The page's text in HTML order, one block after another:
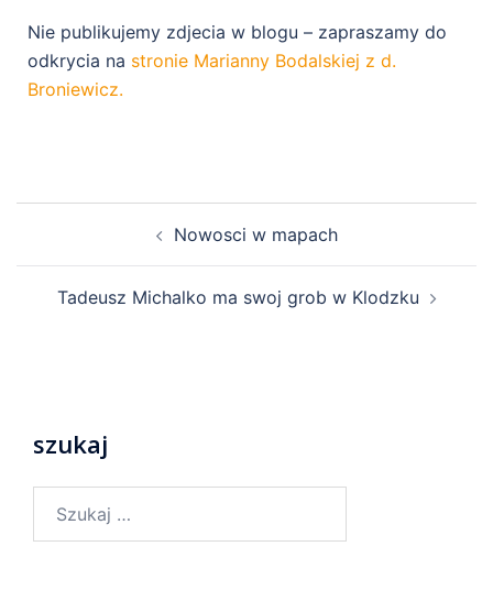
Nie publikujemy zdjecia w blogu – zapraszamy do
odkrycia na stronie Marianny Bodalskiej z d.
Broniewicz.
Nowosci w mapach
Tadeusz Michalko ma swoj grob w Klodzku
szukaj